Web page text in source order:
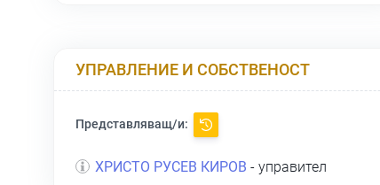
УПРАВЛЕНИЕ И СОБСТВЕНОСТ
Представляващ/и:
ХРИСТО РУСЕВ КИРОВ - управител